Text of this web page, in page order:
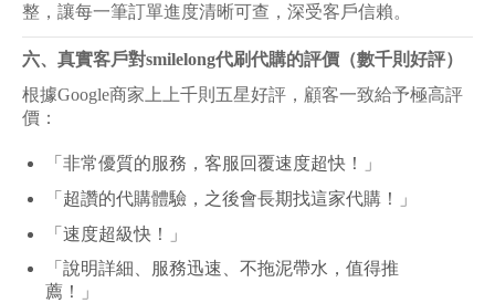
整，讓每一筆訂單進度清晰可查，深受客戶信賴。
六、真實客戶對smilelong代刷代購的評價（數千則好評）
根據Google商家上上千則五星好評，顧客一致給予極高評
價：
「非常優質的服務，客服回覆速度超快！」
「超讚的代購體驗，之後會長期找這家代購！」
「速度超級快！」
「說明詳細、服務迅速、不拖泥帶水，值得推
薦！」